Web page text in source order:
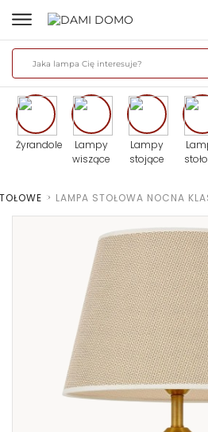
Żyrandole
Lampy
wiszące
Lampy
stojące
> LAMPA STOŁOWA NOCNA